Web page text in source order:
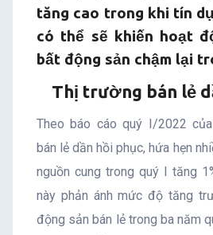
tăng cao trong khi tín
có thể sẽ khiến hoạt
bất động sản chậm lại
Thị trường bán lẻ
Theo báo cáo quý I/2022
bán lẻ dần hồi phục, hứa hẹn
nguồn cung trong quý I tăng
này phản ánh mức độ tăng
động sản bán lẻ trong ba năm